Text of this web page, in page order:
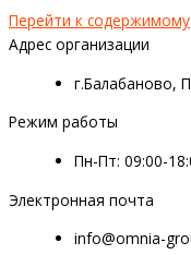
Перейти к содержимому
Адрес организации
г.Балабаново,
Режим работы
Пн-Пт: 09:00-
Электронная почта
info@omnia-